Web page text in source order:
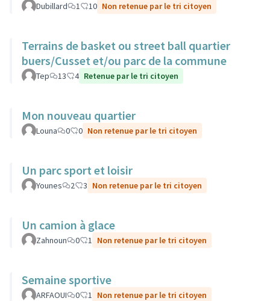
Dubillard 1 10 Non retenue par le tri citoyen
Terrains de basket ou street ball quartier
buers/Cusset et/ou parc de la commune
Tep 13 4 Retenue par le tri citoyen
Mon nouveau quartier
Louna 0 0 Non retenue par le tri citoyen
Un parc sport et loisir
Younes 2 3 Non retenue par le tri citoyen
Un camion à glace
Zahnoun 0 1 Non retenue par le tri citoyen
Semaine sportive
ARFAOUI 0 1 Non retenue par le tri citoyen